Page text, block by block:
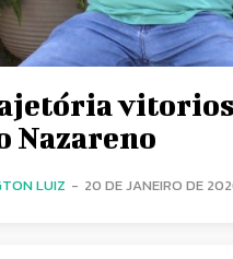
Nazareno
LUIZ - 20 DE JANEIRO DE